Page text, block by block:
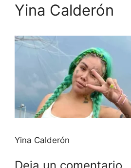
Yina Calderón
Yina Calderón